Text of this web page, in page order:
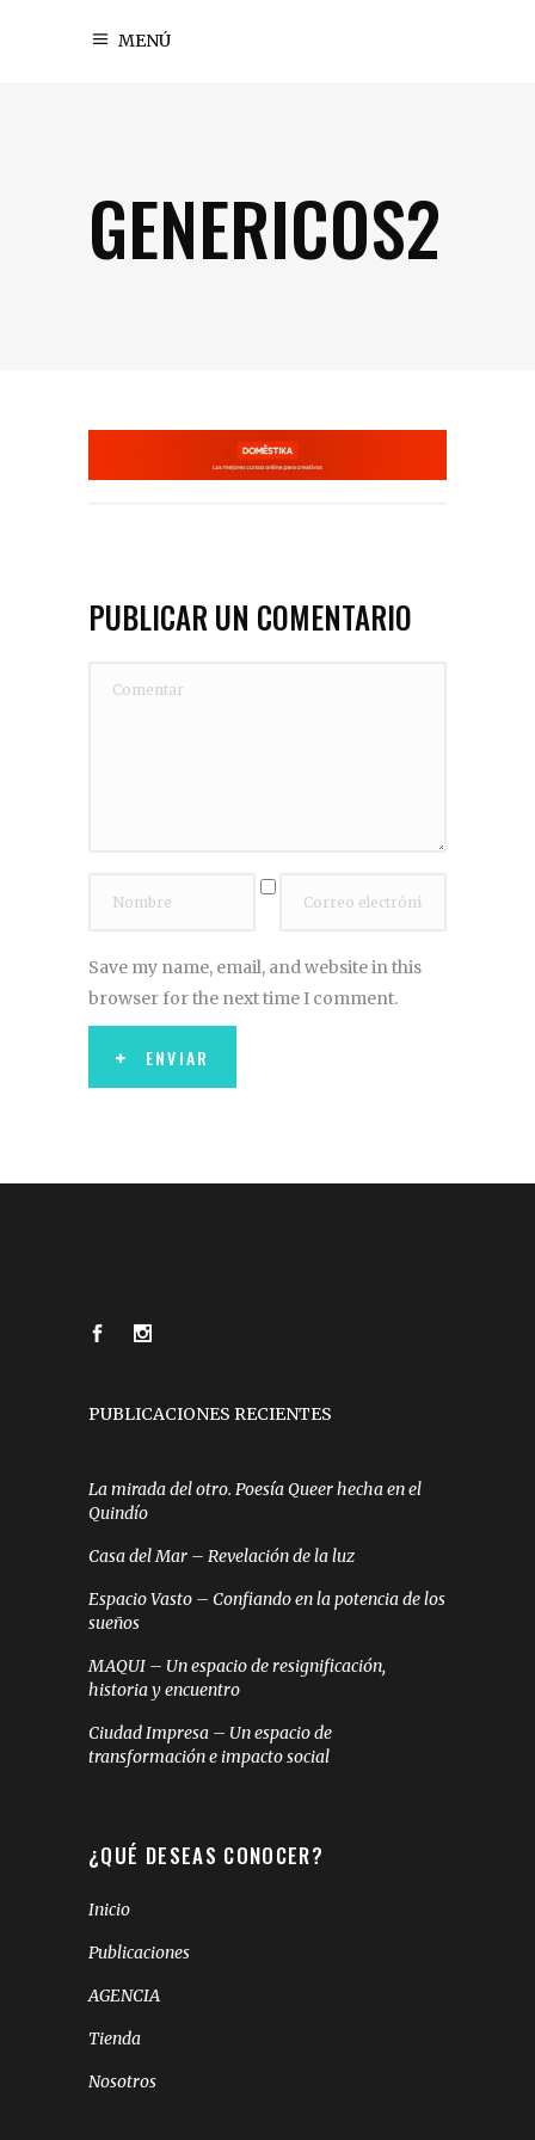
MENÚ
GENERICOS2
PUBLICAR UN COMENTARIO
Save my name, email, and website in this
browser for the next time I comment.
ENVIAR
PUBLICACIONES RECIENTES
La mirada del otro. Poesía Queer hecha en el
Quindío
Casa del Mar – Revelación de la luz
Espacio Vasto – Confiando en la potencia de los
sueños
MAQUI – Un espacio de resignificación,
historia y encuentro
Ciudad Impresa – Un espacio de
transformación e impacto social
¿QUÉ DESEAS CONOCER?
Inicio
Publicaciones
AGENCIA
Tienda
Nosotros